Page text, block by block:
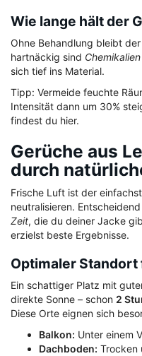
Wie lange hält der
Ohne Behandlung bleibt der
hartnäckig sind Chemikalien
sich tief ins Material.
Tipp: Vermeide feuchte
Intensität dann um 30%
findest du hier.
Gerüche aus
durch
Frische Luft ist der
neutralisieren.
Zeit, die du deiner Jacke
erzielst beste Ergebnisse.
Optimaler
Ein schattiger Platz mit
direkte Sonne – schon 2
Diese Orte eignen sich
Balkon: Unter einem
Dachboden: Trocken